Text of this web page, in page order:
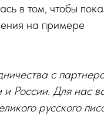
в том, чтобы
на примере
с
России. Для нас
русского